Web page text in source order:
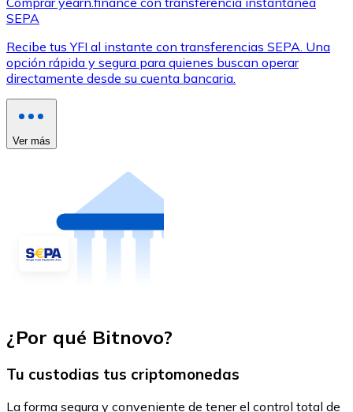
SEPA
Recibe tus YFI al instante con transferencias SEPA. Una
opción rápida y segura para quienes buscan operar
directamente desde su cuenta bancaria.
Ver más
¿Por qué Bitnovo?
Tu custodias tus criptomonedas
La forma segura y conveniente de tener el control total de